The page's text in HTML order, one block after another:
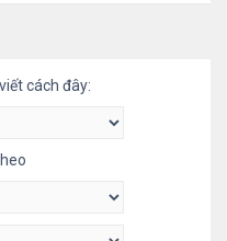
cách đây: